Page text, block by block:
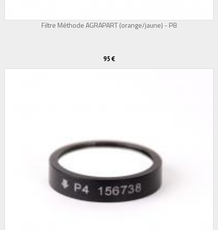
Filtre Méthode AGRAPART (orange/jaune) - P8
95 €